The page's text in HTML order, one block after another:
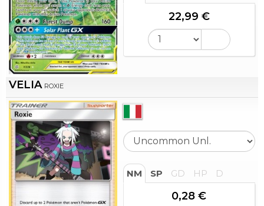
22,99 €
VELIA ROXIE
NM SP GD HP D
0,28 €